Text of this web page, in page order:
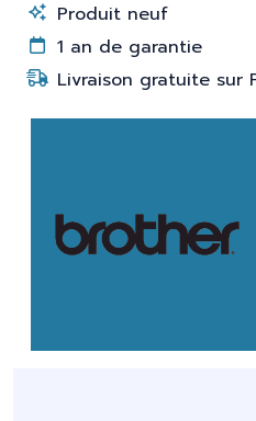
Produit neuf
1 an de garantie
Livraison gratuite sur